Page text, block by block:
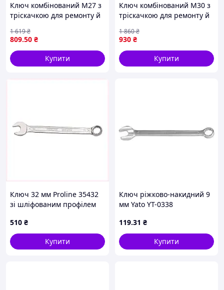
Ключ комбінований M27 з
тріскачкою для ремонту й
автомобілів хромо-
ванадієва сталь із вигином
809.50 ₴
1 619₴
Купити
Ключ комбінований M30 з
тріскачкою для ремонту й
автомобілів хромо-
ванадієва сталь
930 ₴
1 860₴
Купити
Ключ 32 мм Proline 35432
зі шліфованим профілем
510 ₴
Купити
Ключ ріжково-накидний 9
мм Yato YT-0338
119.31 ₴
Купити